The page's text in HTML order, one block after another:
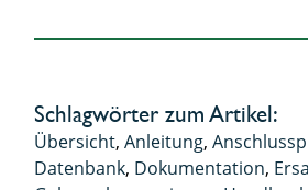
Schlagwörter zum Artikel:
Übersicht,Anleitung,
Datenbank, Dokumentation,